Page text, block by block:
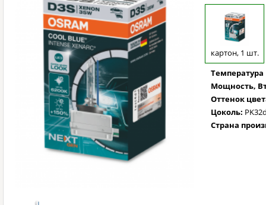
картон, 1 шт.
Температура
Мощность,
Оттенок
Цоколь:
Страна